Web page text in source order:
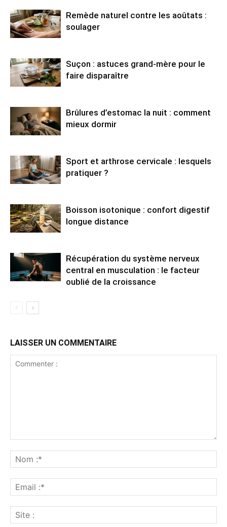
Remède naturel contre les aoûtats :
soulager
Suçon : astuces grand-mère pour le
faire disparaître
Brûlures d’estomac la nuit : comment
mieux dormir
Sport et arthrose cervicale : lesquels
pratiquer ?
Boisson isotonique : confort digestif
longue distance
Récupération du système nerveux
central en musculation : le facteur
oublié de la croissance
LAISSER UN COMMENTAIRE